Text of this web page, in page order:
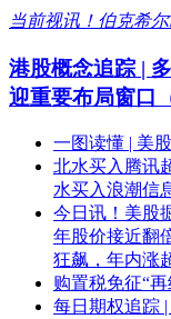
当前视讯！伯克希
港股概念追踪 |
迎重要布局窗口
一图读懂 | 美
北水买入腾讯
水买入浪潮信
今日讯！美股
年股价接近翻
狂飙，年内涨
购置税免征“
每日期权追踪